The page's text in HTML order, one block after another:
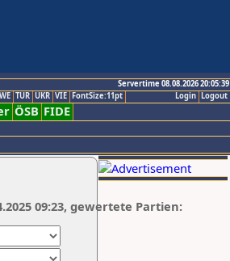
Servertime 08.08.2026 20:05:39
Logout
Login
TUR UKR VIE FontSize:11pt
ÖSB FIDE
09:23, gewertete Partien: